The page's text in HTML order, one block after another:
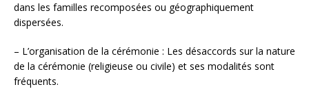
dans les familles recomposées ou géographiquement
dispersées.
– L’organisation de la cérémonie : Les désaccords sur la nature
de la cérémonie (religieuse ou civile) et ses modalités sont
fréquents.